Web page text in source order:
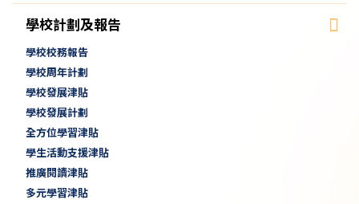
學校計劃及報告
學校校務報告
學校周年計劃
學校發展津貼
學校發展計劃
全方位學習津貼
學生活動支援津貼
推廣閱讀津貼
多元學習津貼